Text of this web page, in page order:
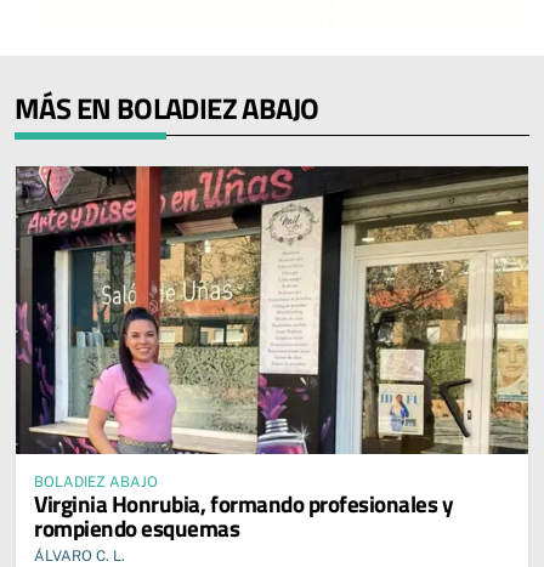
MÁS EN BOLADIEZ ABAJO
BOLADIEZ ABAJO
Virginia Honrubia, formando profesionales y
rompiendo esquemas
ÁLVARO C. L.